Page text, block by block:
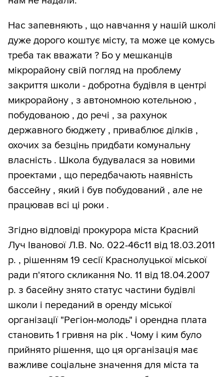
Нас запевняють , що навчання у нашій школі
дуже дорого коштує місту, та може це комусь
треба так вважати ? Бо у мешканців
мікрорайону свій погляд на проблему
закриття школи - добротна будівля в центрі
микрорайону , з автономною котельною ,
побудованою , до речі , за рахунок
державного бюджету , приваблює ділків ,
охочих за безцінь придбати комунальну
власність . Школа будувалася за новими
проектами , що передбачають наявність
бассейну , який і був побудований , але не
працював всі ці роки .
Згідно відповіді прокурора міста Красний
Луч Іванової Л.В. No. 022-46с11 від 18.03.2011
р. , рішенням 19 сесії Краснолуцької міської
ради п'ятого скликання No. 11 від 18.04.2007
р. з басейну знято статус частини будівлі
школи і переданий в оренду міської
організації "Регіон-молодь" і орендна плата
становить 1 гривня на рік . Чому і ким було
прийнято рішення, що ця організація має
важливе соціальне значення для міста та